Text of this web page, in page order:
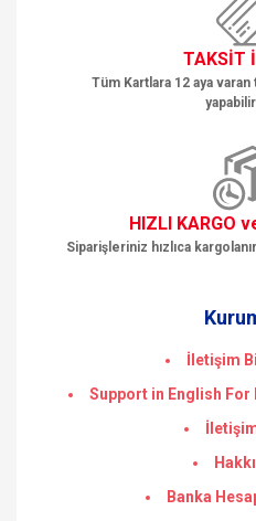
TAKSİT
Tüm Kartlara 12 aya varan
HIZLI KARGO
Siparişleriniz hızlıca
İletişim
Support in English For
Banka